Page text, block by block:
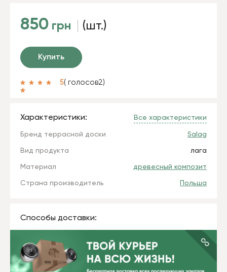
850 грн (шт.)
Купить
5( голосов2)
Характеристики: Все характеристики
Бренд террасной доски Salag
Вид продукта лага
Материал древесный композит
Страна производитель Польша
Способы доставки: